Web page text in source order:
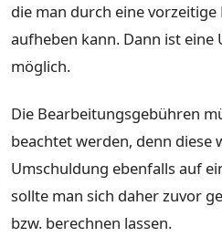
die man durch eine
aufheben kann. Dann ist
möglich.
Die Bearbeitungsgebühren
beachtet werden, denn diese
Umschuldung ebenfalls auf
sollte man sich daher zuvor
bzw. berechnen lassen.